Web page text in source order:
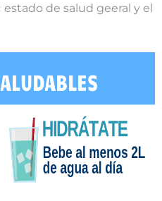
de salud geeral y el